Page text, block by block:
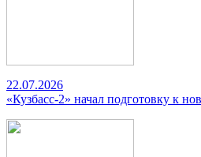
22.07.2026
«Кузбасс-2» начал подготовку к